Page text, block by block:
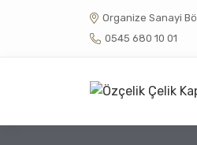
Organize Sanayi
0545 680 10 01